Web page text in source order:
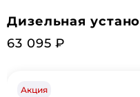
Дизельная
63 095 ₽
Акция